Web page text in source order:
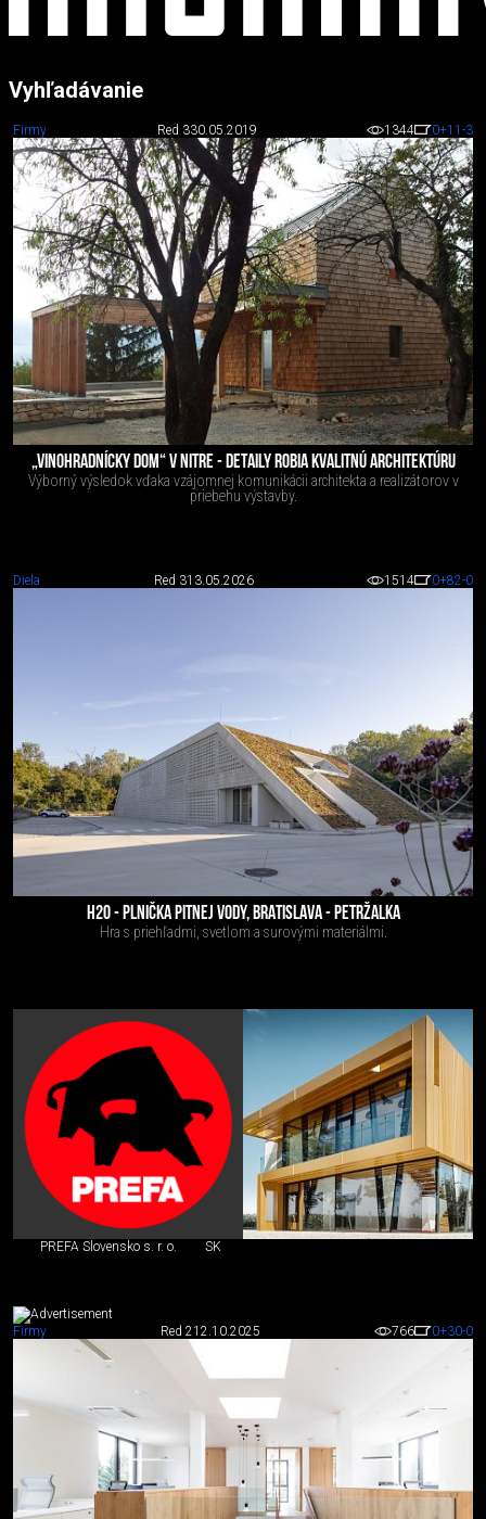
Vyhľadávanie
Firmy Red 330.05.2019 1344 0+11 -3
„VINOHRADNÍCKY DOM“ V NITRE - DETAILY ROBIA KVALITNÚ ARCHITEKTÚRU
Výborný výsledok vďaka vzájomnej komunikácii architekta a realizátorov v
priebehu výstavby.
Diela Red 313.05.2026 1514 0+82-0
H20 - PLNIČKA PITNEJ VODY, BRATISLAVA - PETRŽALKA
Hra s priehľadmi, svetlom a surovými materiálmi.
PREFA Slovensko s. r. o. SK
Firmy Red 212.10.2025 766 0+30-0